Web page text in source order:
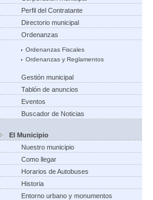
Perfil del Contratante
Directorio municipal
Ordenanzas
Ordenanzas Fiscales
Ordenanzas y Reglamentos
Gestión municipal
Tablón de anuncios
Eventos
Buscador de Noticias
El Municipio
Nuestro municipio
Como llegar
Horarios de Autobuses
Historia
Entorno urbano y monumentos